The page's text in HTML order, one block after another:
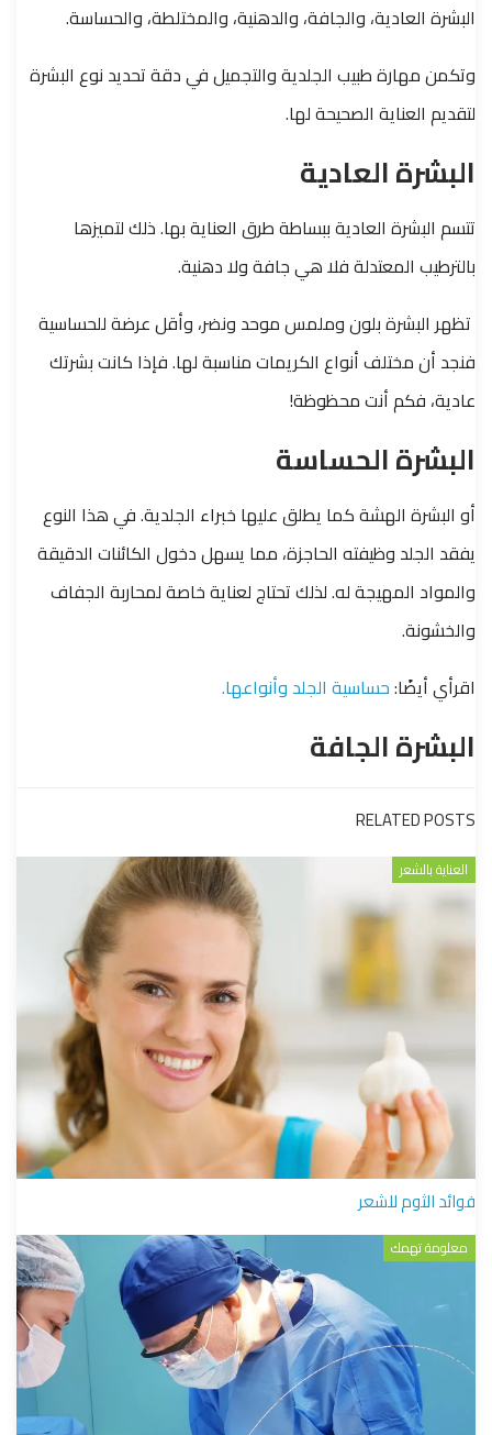
البشرة العادية، والجافة، والدهنية، والمختلطة، والحساسة.
وتكمن مهارة طبيب الجلدية والتجميل في دقة تحديد نوع البشرة
لتقديم العناية الصحيحة لها.
البشرة العادية
تتسم البشرة العادية ببساطة طرق العناية بها. ذلك لتميزها
بالترطيب المعتدلة فلا هي جافة ولا دهنية.
تظهر البشرة بلون وملمس موحد ونضر، وأقل عرضة للحساسية
فنجد أن مختلف أنواع الكريمات مناسبة لها. فإذا كانت بشرتك
عادية، فكم أنت محظوظة!
البشرة الحساسة
أو البشرة الهشة كما يطلق عليها خبراء الجلدية. في هذا النوع
يفقد الجلد وظيفته الحاجزة، مما يسهل دخول الكائنات الدقيقة
والمواد المهيجة له. لذلك تحتاج لعناية خاصة لمحاربة الجفاف
والخشونة.
اقرأي أيضًا:حساسية الجلد وأنواعها.
البشرة الجافة
RELATED POSTS
العناية بالشعر
فوائد الثوم للشعر
معلومة تهمك